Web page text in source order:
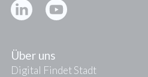
Über uns
Digital Findet Stadt